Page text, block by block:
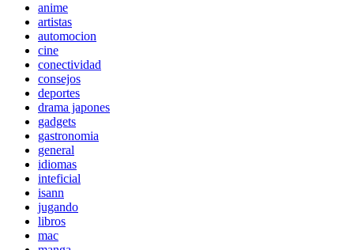
anime
artistas
automocion
cine
conectividad
consejos
deportes
drama japones
gadgets
gastronomia
general
idiomas
inteficial
isann
jugando
libros
mac